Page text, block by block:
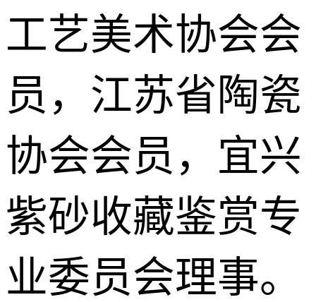
工艺美术协会会
员，江苏省陶瓷
协会会员，宜兴
紫砂收藏鉴赏专
业委员会理事。